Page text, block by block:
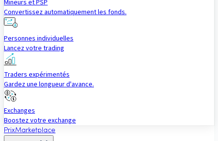
Mineurs et PSP
Convertissez automatiquement les fonds.
Personnes individuelles
Lancez votre trading
Traders expérimentés
Gardez une longueur d'avance.
Exchanges
Boostez votre exchange
PrixMarketplace